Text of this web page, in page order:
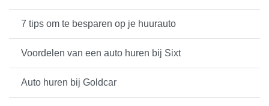
7 tips om te besparen op je huurauto
Voordelen van een auto huren bij Sixt
Auto huren bij Goldcar